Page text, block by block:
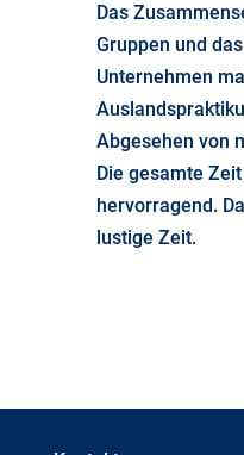
Das
Gruppen und
Unternehmen
Abgesehen von
Die gesamte
hervorragend.
lustige Zeit.